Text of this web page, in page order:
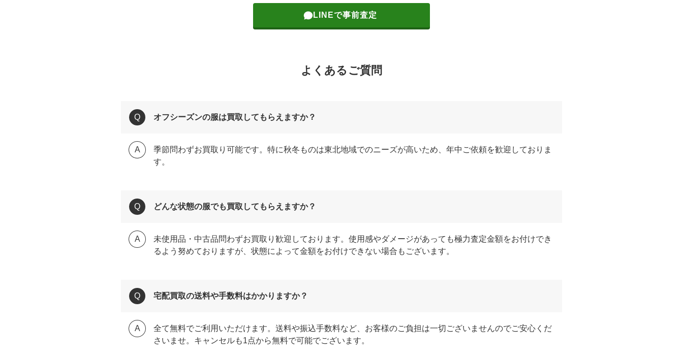
LINEで事前査定
よくあるご質問
オフシーズンの服は買取してもらえますか？
季節問わずお買取り可能です。特に秋冬ものは東北地域でのニーズが高いため、年中ご依頼を歓迎しておりま
す。
どんな状態の服でも買取してもらえますか？
未使用品・中古品問わずお買取り歓迎しております。使用感やダメージがあっても極力査定金額をお付けでき
るよう努めておりますが、状態によって金額をお付けできない場合もございます。
宅配買取の送料や手数料はかかりますか？
全て無料でご利用いただけます。送料や振込手数料など、お客様のご負担は一切ございませんのでご安心くだ
さいませ。キャンセルも1点から無料で可能でございます。